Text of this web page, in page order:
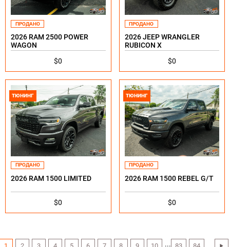
ПРОДАНО
2026 RAM 2500 POWER
WAGON
$0
ПРОДАНО
2026 JEEP WRANGLER
RUBICON X
$0
ТЮНИНГ
ПРОДАНО
2026 RAM 1500 LIMITED
$0
ТЮНИНГ
ПРОДАНО
2026 RAM 1500 REBEL G/T
$0
...